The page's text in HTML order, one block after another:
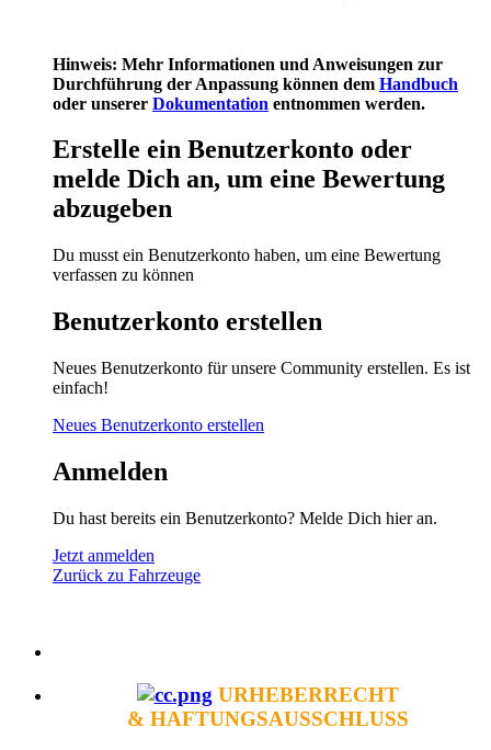
Hinweis: Mehr Informationen und Anweisungen zur
Durchführung der Anpassung können dem Handbuch
oder unserer Dokumentation entnommen werden.
Erstelle ein Benutzerkonto oder
melde Dich an, um eine Bewertung
abzugeben
Du musst ein Benutzerkonto haben, um eine Bewertung
verfassen zu können
Benutzerkonto erstellen
Neues Benutzerkonto für unsere Community erstellen. Es ist
einfach!
Neues Benutzerkonto erstellen
Anmelden
Du hast bereits ein Benutzerkonto? Melde Dich hier an.
Jetzt anmelden
Zurück zu Fahrzeuge
URHEBERRECHT
& HAFTUNGSAUSSCHLUSS